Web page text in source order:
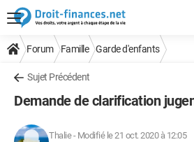
Forum Famille Garde d'enfants
Sujet Précédent
Demande de clarification
Thalie- Modifié le 21 oct. 2020 à 12:05